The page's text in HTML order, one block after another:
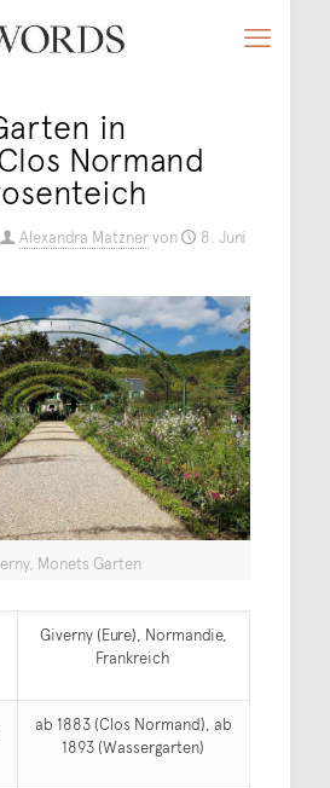
in
Normand
Alexandra Matznervon
8. Juni
Monets Garten
Giverny (Eure), Normandie,
Frankreich
ab 1883 (Clos Normand), ab
1893 (Wassergarten)